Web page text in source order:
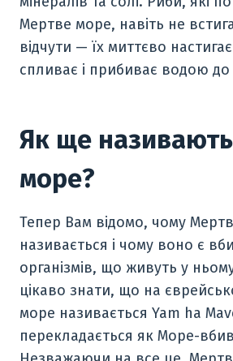
Мертве море, навіть не
відчути — їх миттєво
спливає і прибиває водою до
Як ще
море?
Тепер Вам відомо, чому
називається і чому воно є
організмів, що живуть у
цікаво знати, що на
море називається Yam ha
перекладається як Море-